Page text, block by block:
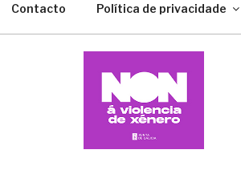
Contacto Política de privacidade